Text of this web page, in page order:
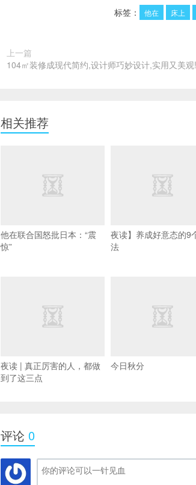
标签： 他在 床上
上一篇
104㎡装修成现代简约,设计师巧妙设计,实用又美观!
相关推荐
他在联合国怒批日本：“震
惊”
夜读】养成好意态的9
法
夜读 | 真正厉害的人，都做
到了这三点
今日秋分
评论 0